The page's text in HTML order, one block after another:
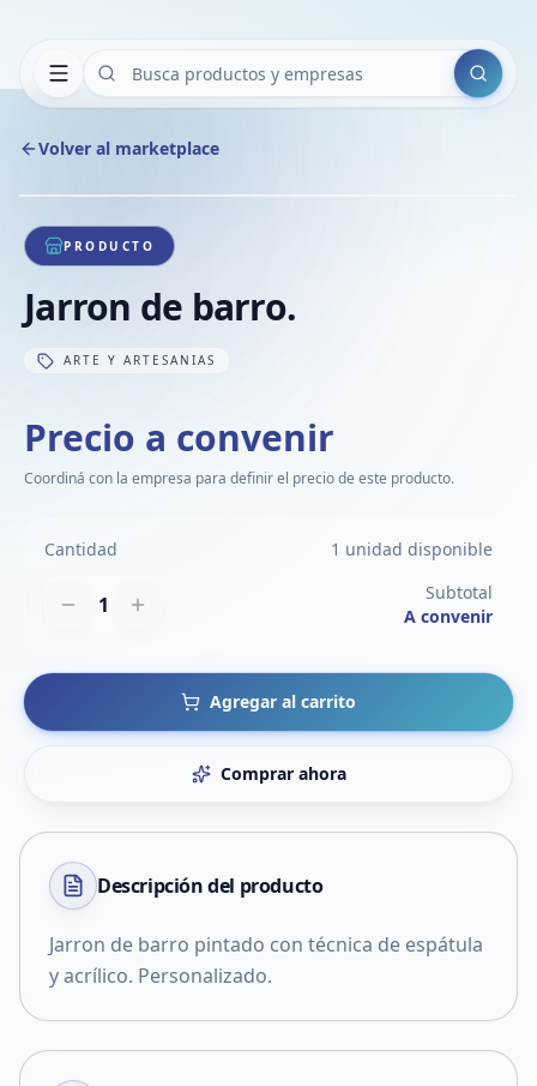
Buscar
Volver al marketplace
1/1
PRODUCTO
Jarron de barro.
ARTE Y ARTESANIAS
Precio a convenir
Coordiná con la empresa para definir el precio de este producto.
Cantidad 1 unidad disponible
1
Subtotal
A convenir
Agregar al carrito
Comprar ahora
Descripción del producto
Jarron de barro pintado con técnica de espátula
y acrílico. Personalizado.